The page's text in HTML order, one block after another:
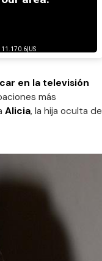
en la televisión
más
Alicia, la hija oculta de